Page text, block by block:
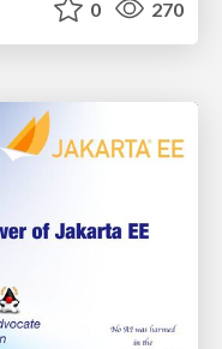
0 270